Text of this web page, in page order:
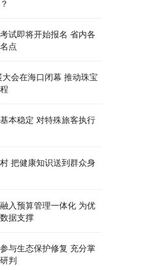
试即将开始报名 省内各
点
会在海口闭幕 推动珠宝
本稳定 对特殊旅客执行
把健康知识送到群众身
入预算管理一体化 为优
据支撑
与生态保护修复 充分掌
判